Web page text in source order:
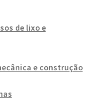
de lixo e
e construção